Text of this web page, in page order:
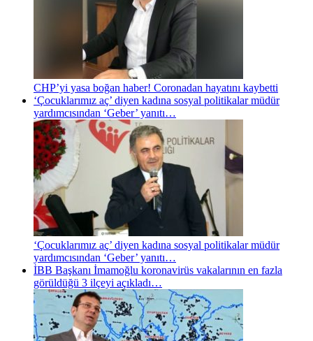
CHP’yi yasa boğan haber! Coronadan hayatını kaybetti
‘Çocuklarımız aç’ diyen kadına sosyal politikalar müdür
yardımcısından ‘Geber’ yanıtı…
‘Çocuklarımız aç’ diyen kadına sosyal politikalar müdür
yardımcısından ‘Geber’ yanıtı…
İBB Başkanı İmamoğlu koronavirüs vakalarının en fazla
görüldüğü 3 ilçeyi açıkladı…